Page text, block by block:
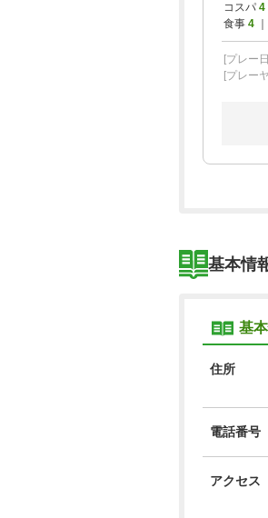
コスパ 4
食事 4
[プレー
[プレー
基本情
基
住所
電話番号
アクセス